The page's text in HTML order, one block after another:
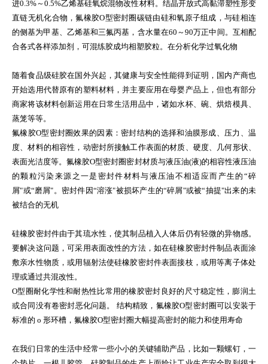
进0.3%～0.5%乙烯基硅氧烷混物改性材料。结晶开放式高黏滞塑性形变
直链无机化合物，氟橡胶O型密封圈碳链由硅和氧原子组成，与硅相连
的侧基为甲基、乙烯基和三氟丙基，含水量在60～90万正中间。互相配
合各式各样添加剂，可混练胶成均相塑胶粒。在分析化学过氧化物
随着食品级硅胶在国外兴起，其健康与安全性能得到证明，国内产商也
开始选用代替原有的塑料材料，并主要应用在母婴产品上，但也有部分
商家将该材料创新运用在日常生活用品中，诸如水杯、碗、烘焙模具、
蒸笼等等。
氟橡胶O型密封圈效果的因素：密封结构的选择和油膜形成、压力、温
度、材料的相容性，动密封所接触工作表面的材质、硬度、几何形状、
表面光洁度等。氟橡胶O型密封圈密封材质与液压油(液)的相容性液压油
的颗粒污染来源之一是密封件材料与液压油不相适应而产生的“碎
屑"或“磨屑"。密封件因“溶涨"被损坏产生的“碎屑"或被“抽提"出来的未
被结合的无机
硅橡胶密封件由于其琉水性，使其制品植入人体后仍有轻微的异物感。
要解决这问题，可采用表面改性的方法，如在硅橡胶密封件制品表面涂
敷亲水性物质，或用辐射法使硅橡胶密封件表面接枝，或用等离子体处
理或通过共混改性。
O型圈耐化学性和耐热性比常用的橡胶密封良好的尺寸稳定性，膨润土
或合同没有卷密封恶化问题。 结构精致，氟橡胶O型密封圈可以安装于
标准的 o 形环槽，氟橡胶O型密封圈大幅提高密封的能力和使用寿命
在我们日常的生活中经常一些小小的关键辅助产品，比如一颗螺钉，一